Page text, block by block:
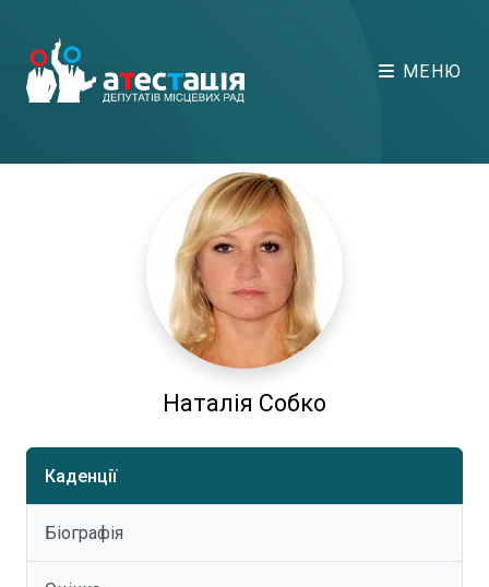
МЕНЮ
Наталія Собко
Каденції
Біографія